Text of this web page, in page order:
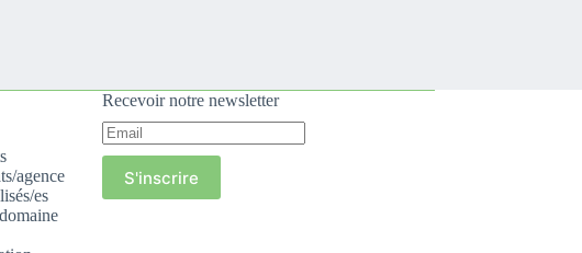
agence
es
Recevoir notre newsletter
S'inscrire